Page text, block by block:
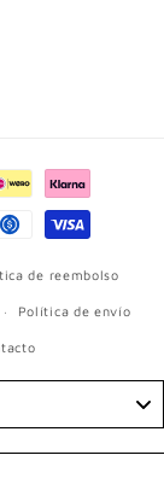
de reembolso
Política de envío